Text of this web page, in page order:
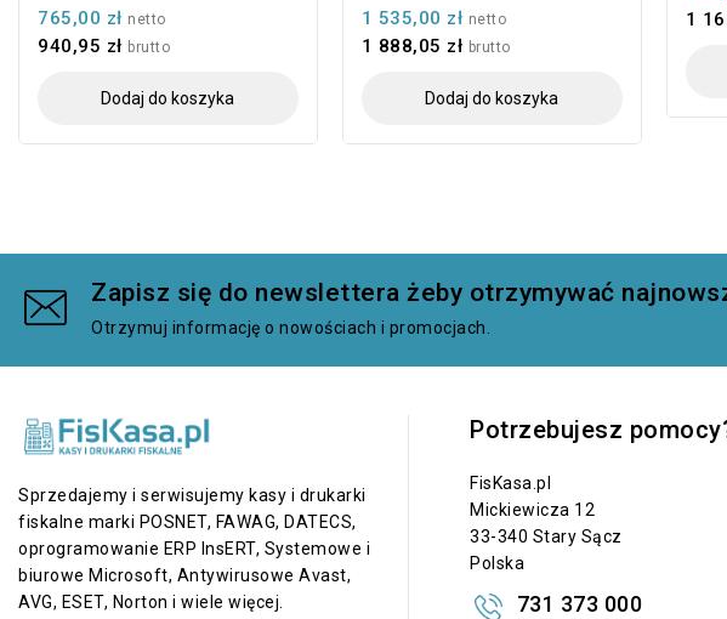
765,00 zł netto
940,95 zł brutto
Dodaj do koszyka
1 535,00 zł netto
1 888,05 zł brutto
Dodaj do koszyka
1
Zapisz się do newslettera żeby otrzymywać
Otrzymuj informację o nowościach i promocjach.
Sprzedajemy i serwisujemy kasy i drukarki
fiskalne marki POSNET, FAWAG, DATECS,
oprogramowanie ERP InsERT, Systemowe i
biurowe Microsoft, Antywirusowe Avast,
AVG, ESET, Norton i wiele więcej.
Potrzebujesz
FisKasa.pl
Mickiewicza 12
33-340 Stary Sącz
Polska
731 373 000